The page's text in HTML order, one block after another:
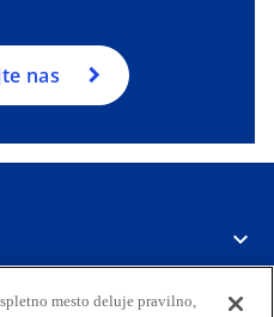
nas
mesto deluje pravilno,